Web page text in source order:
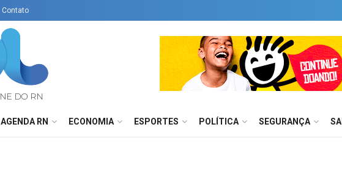
Contato
AGENDA RN ECONOMIA ESPORTES POLÍTICA SEGURANÇA